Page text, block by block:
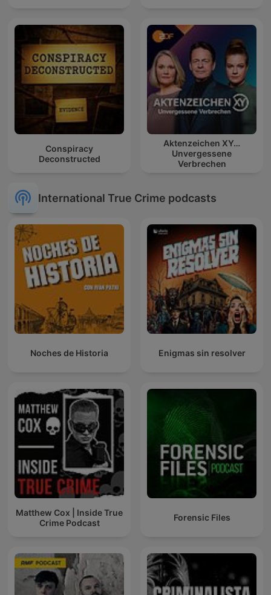
Conspiracy
Deconstructed
Aktenzeichen XY…
Unvergessene
Verbrechen
International True Crime podcasts
Noches de Historia Enigmas sin resolver
Matthew Cox | Inside True
Crime Podcast
Forensic Files